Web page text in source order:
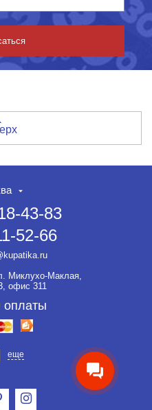
43-83
52-66
Миклухо-Маклая,
офис 311
оплаты
еще